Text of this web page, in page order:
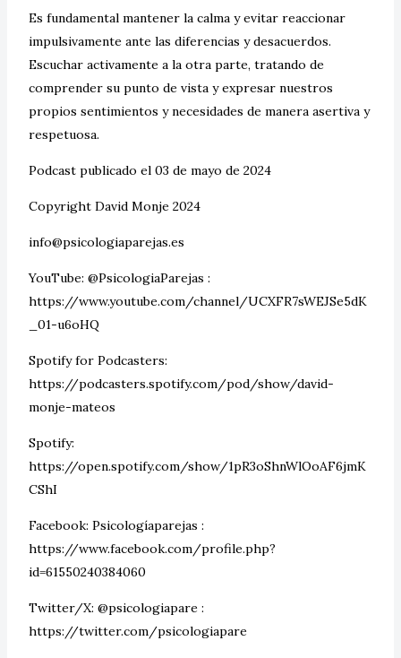
Es fundamental mantener la calma y evitar reaccionar
impulsivamente ante las diferencias y desacuerdos.
Escuchar activamente a la otra parte, tratando de
comprender su punto de vista y expresar nuestros
propios sentimientos y necesidades de manera asertiva y
respetuosa.
Podcast publicado el 03 de mayo de 2024
Copyright David Monje 2024
info@psicologiaparejas.es
YouTube: @PsicologiaParejas :
https://www.youtube.com/channel/UCXFR7sWEJSe5dK
_01-u6oHQ
Spotify for Podcasters:
https://podcasters.spotify.com/pod/show/david-
monje-mateos
Spotify:
https://open.spotify.com/show/1pR3oShnWlOoAF6jmK
CShI
Facebook: Psicologíaparejas :
https://www.facebook.com/profile.php?
id=61550240384060
Twitter/X: @psicologiapare :
https://twitter.com/psicologiapare